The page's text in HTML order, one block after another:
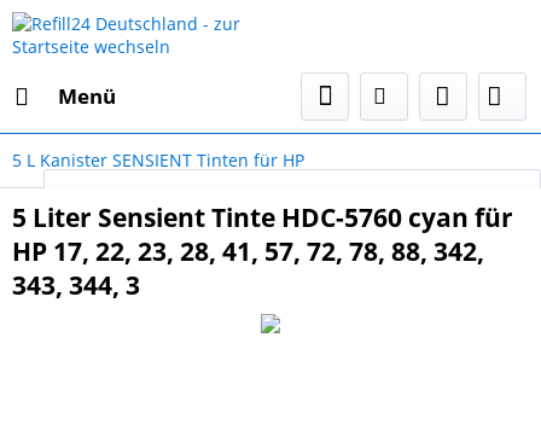
Menü
5 L Kanister SENSIENT Tinten für HP
5 Liter Sensient Tinte HDC-5760 cyan für
HP 17, 22, 23, 28, 41, 57, 72, 78, 88, 342,
343, 344, 3